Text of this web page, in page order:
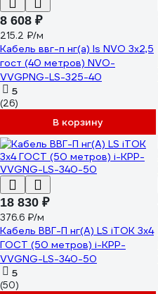
8 608 ₽
215.2 ₽/м
Кабель ввг-п нг(а) ls NVO 3x2,5
гост (40 метров) NVO-
VVGPNG-LS-325-40
5
(26)
В корзину
18 830 ₽
376.6 ₽/м
Кабель ВВГ-П нг(А) LS iTOK 3x4
ГОСТ (50 метров) i-KPP-
VVGNG-LS-340-50
5
(50)